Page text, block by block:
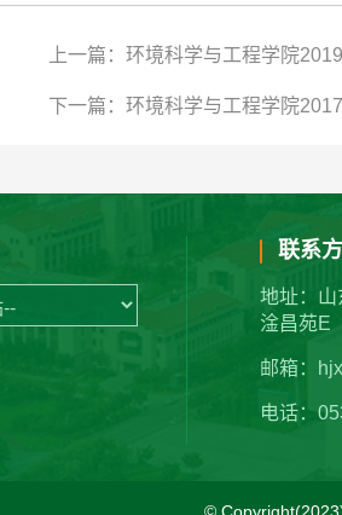
上一篇：环境科学与工程学院
下一篇：环境科学与工程学院
联系
地址：山
淦昌苑E
邮箱：
电话：